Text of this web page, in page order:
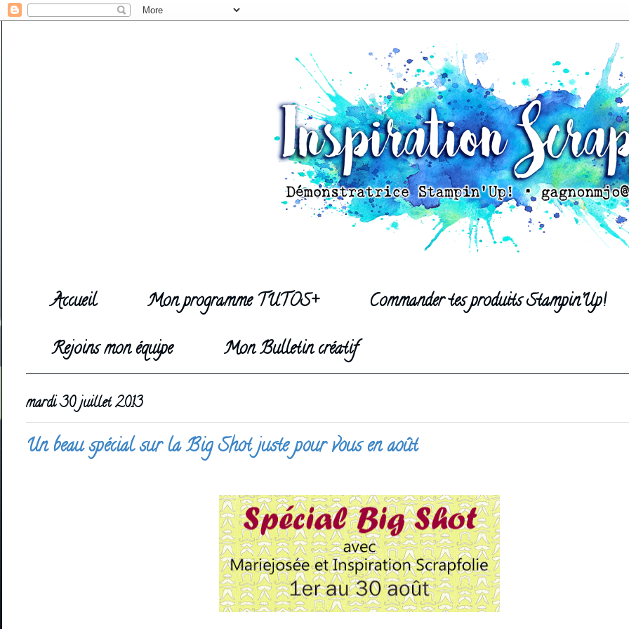
Accueil Mon programme TUTOS+
Commander tes produits Stampin'Up!
Rejoins mon équipe
Mon Bulletin créatif
mardi 30 juillet 2013
Un beau spécial sur la Big Shot juste pour vous en août